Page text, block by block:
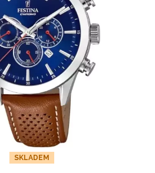
SKLADEM